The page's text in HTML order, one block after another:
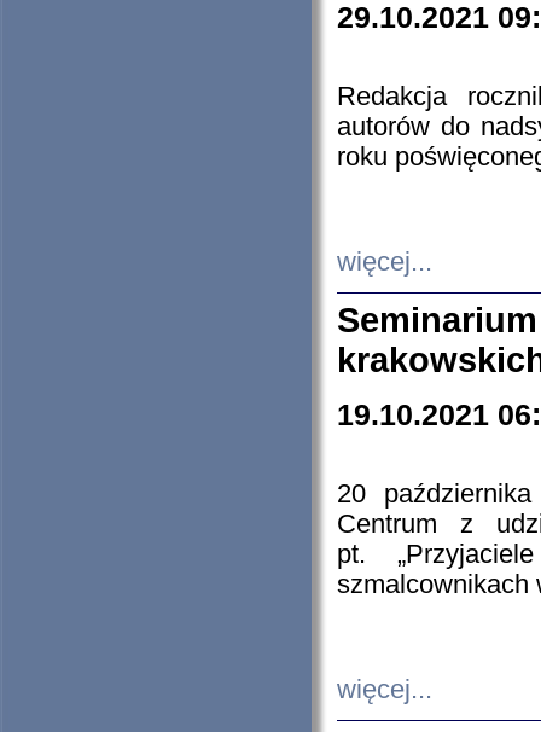
29.10.2021
Redakcja
autorów do
roku
więcej...
19.10.2021
20
Centrum z
pt.
szmalcownikach
więcej...